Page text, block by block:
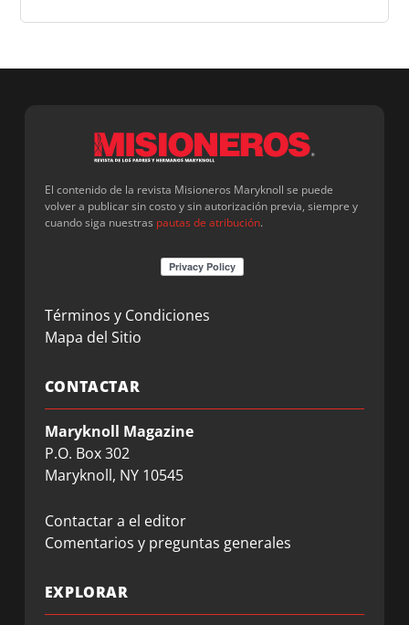
El contenido de la revista Misioneros Maryknoll se puede
volver a publicar sin costo y sin autorización previa, siempre y
cuando siga nuestras pautas de atribución.
Términos y Condiciones
Mapa del Sitio
CONTACTAR
Maryknoll Magazine
P.O. Box 302
Maryknoll, NY 10545
Contactar a el editor
Comentarios y preguntas generales
EXPLORAR